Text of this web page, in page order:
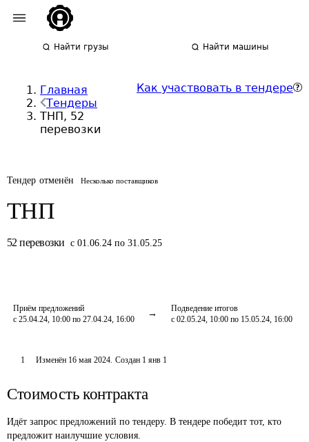
Найти грузы Найти машины
Главная
Тендеры
ТНП, 52
перевозки
Как участвовать в тендере
Тендер отменён Несколько поставщиков
ТНП
52 перевозки с 01.06.24 по 31.05.25
Приём предложений
с 25.04.24, 10:00 по 27.04.24, 16:00
Подведение итогов
с 02.05.24, 10:00 по 15.05.24, 16:00
1 Изменён 16 мая 2024. Создан 1 янв 1
Стоимость контракта
Идёт запрос предложений по тендеру. В тендере победит тот, кто
предложит наилучшие условия.